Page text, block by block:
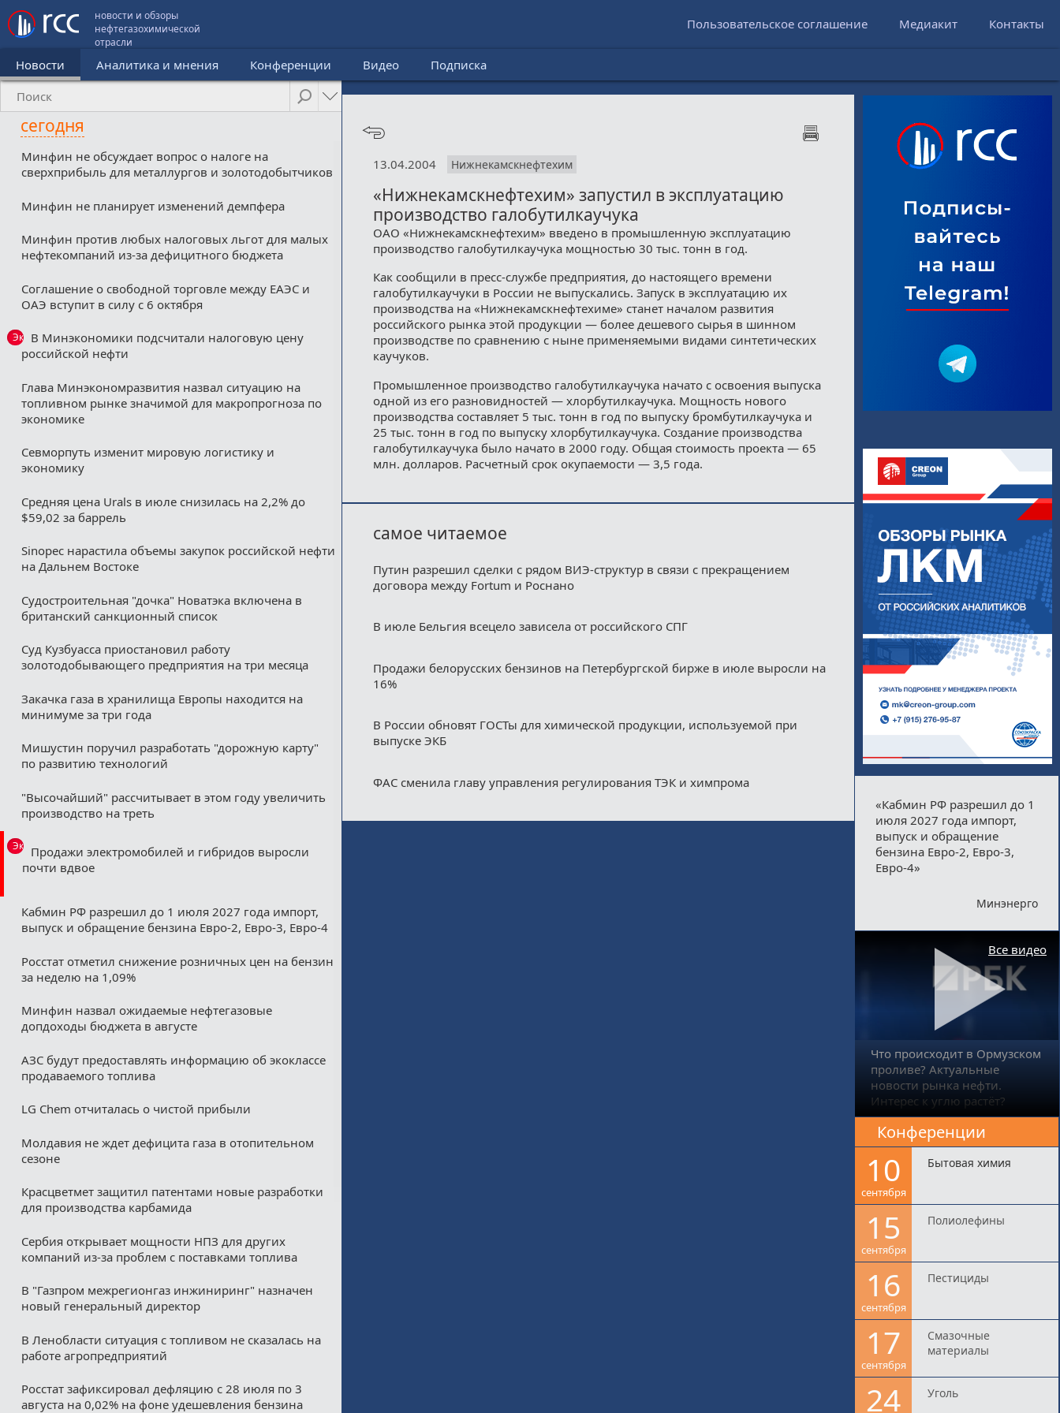
новости и обзоры
нефтегазохимической
отрасли
Пользовательское соглашение Медиакит Контакты
Новости Аналитика и мнения Конференции Видео Подписка
сегодня
Минфин не обсуждает вопрос о налоге на
сверхприбыль для металлургов и золотодобытчиков
Минфин не планирует изменений демпфера
Минфин против любых налоговых льгот для малых
нефтекомпаний из-за дефицитного бюджета
Соглашение о свободной торговле между ЕАЭС и
ОАЭ вступит в силу с 6 октября
Эксклюзив
В Минэкономики подсчитали налоговую цену
российской нефти
Глава Минэкономразвития назвал ситуацию на
топливном рынке значимой для макропрогноза по
экономике
Севморпуть изменит мировую логистику и
экономику
Средняя цена Urals в июле снизилась на 2,2% до
$59,02 за баррель
Sinopec нарастила объемы закупок российской нефти
на Дальнем Востоке
Судостроительная "дочка" Новатэка включена в
британский санкционный список
Суд Кузбуасса приостановил работу
золотодобывающего предприятия на три месяца
Закачка газа в хранилища Европы находится на
минимуме за три года
Мишустин поручил разработать "дорожную карту"
по развитию технологий
"Высочайший" рассчитывает в этом году увеличить
производство на треть
Эксклюзив
Продажи электромобилей и гибридов выросли
почти вдвое
Кабмин РФ разрешил до 1 июля 2027 года импорт,
выпуск и обращение бензина Евро-2, Евро-3, Евро-4
Росстат отметил снижение розничных цен на бензин
за неделю на 1,09%
Минфин назвал ожидаемые нефтегазовые
допдоходы бюджета в августе
АЗС будут предоставлять информацию об экоклассе
продаваемого топлива
LG Chem отчиталась о чистой прибыли
Молдавия не ждет дефицита газа в отопительном
сезоне
Красцветмет защитил патентами новые разработки
для производства карбамида
Сербия открывает мощности НПЗ для других
компаний из‑за проблем с поставками топлива
В "Газпром межрегионгаз инжиниринг" назначен
новый генеральный директор
В Ленобласти ситуация с топливом не сказалась на
работе агропредприятий
Росстат зафиксировал дефляцию с 28 июля по 3
августа на 0,02% на фоне удешевления бензина
13.04.2004 Нижнекамскнефтехим
«Нижнекамскнефтехим» запустил в эксплуатацию
производство галобутилкаучука
ОАО «Нижнекамскнефтехим» введено в промышленную эксплуатацию
производство галобутилкаучука мощностью 30 тыс. тонн в год.
Как сообщили в пресс-службе предприятия, до настоящего времени
галобутилкаучуки в России не выпускались. Запуск в эксплуатацию их
производства на «Нижнекамскнефтехиме» станет началом развития
российского рынка этой продукции — более дешевого сырья в шинном
производстве по сравнению с ныне применяемыми видами синтетических
каучуков.
Промышленное производство галобутилкаучука начато с освоения выпуска
одной из его разновидностей — хлорбутилкаучука. Мощность нового
производства составляет 5 тыс. тонн в год по выпуску бромбутилкаучука и
25 тыс. тонн в год по выпуску хлорбутилкаучука. Создание производства
галобутилкаучука было начато в 2000 году. Общая стоимость проекта — 65
млн. долларов. Расчетный срок окупаемости — 3,5 года.
самое читаемое
Путин разрешил сделки с рядом ВИЭ-структур в связи с прекращением
договора между Fortum и Роснано
В июле Бельгия всецело зависела от российского СПГ
Продажи белорусских бензинов на Петербургской бирже в июле выросли на
16%
В России обновят ГОСТы для химической продукции, используемой при
выпуске ЭКБ
ФАС сменила главу управления регулирования ТЭК и химпрома
«Кабмин РФ разрешил до 1
июля 2027 года импорт,
выпуск и обращение
бензина Евро-2, Евро-3,
Евро-4»
Минэнерго
Что происходит в Ормузском
проливе? Актуальные
новости рынка нефти.
Интерес к углю растёт?
Все видео
Конференции
10
сентября
Бытовая химия
15
сентября
Полиолефины
16
сентября
Пестициды
17
сентября
Смазочные
материалы
24 Уголь